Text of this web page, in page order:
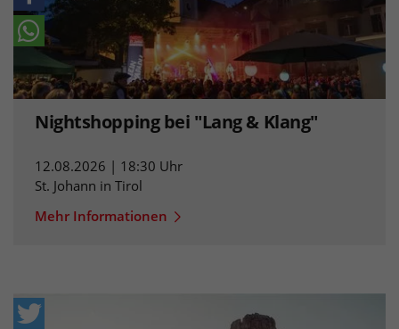
Nightshopping bei "Lang & Klang"
12.08.2026 | 18:30 Uhr
St. Johann in Tirol
Mehr Informationen